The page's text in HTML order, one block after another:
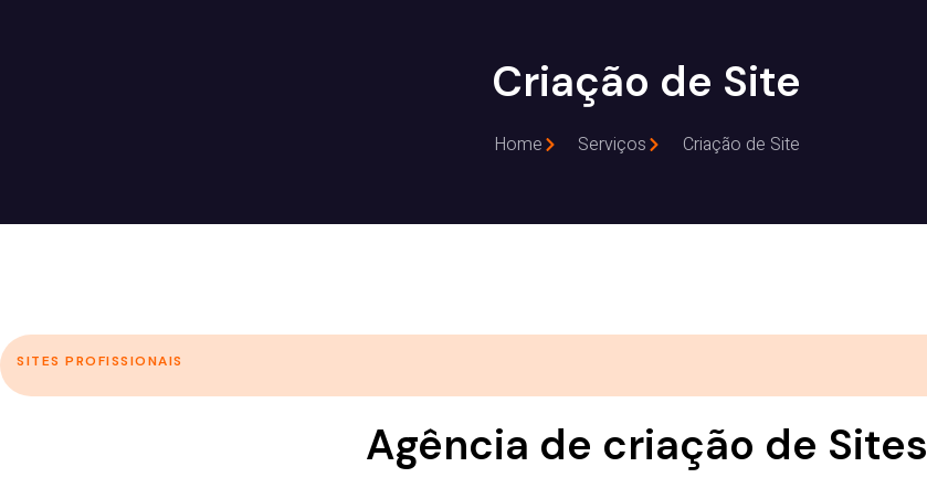
Criação de Site
Home Serviços Criação de Site
SITES PROFISSIONAIS
Agência de criação de Sites